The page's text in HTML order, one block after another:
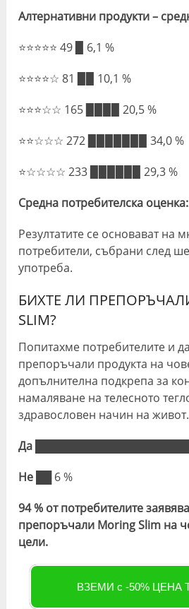
Алтернативни продукти –
⭐⭐⭐⭐⭐ 49 ▉ 6,1 %
⭐⭐⭐⭐☆ 81 ▉▉ 10,1 %
⭐⭐⭐☆☆ 165 ▉▉▉▉ 20,5 %
⭐⭐☆☆☆ 272 ▉▉▉▉▉▉▉ 34,0 %
⭐☆☆☆☆ 233 ▉▉▉▉▉▉ 29,3 %
Средна потребителска
Резултатите се основават на
потребители, събрани след
употреба.
БИХТЕ ЛИ
SLIM?
Попитахме потребителите и
препоръчали продукта на
допълнителна подкрепа за
намаляване на телесното
здравословен начин на живот.
Да
Не ██ 6 %
94 % от потребителите
препоръчали Moring Slim на
цели.
ВЗЕМИ с -50% ЦЕНА